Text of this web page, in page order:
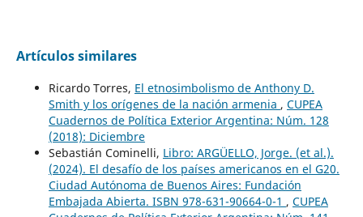
Artículos similares
Ricardo Torres, El etnosimbolismo de Anthony D.
Smith y los orígenes de la nación armenia , CUPEA
Cuadernos de Política Exterior Argentina: Núm. 128
(2018): Diciembre
Sebastián Cominelli, Libro: ARGÜELLO, Jorge. (et al.).
(2024). El desafío de los países americanos en el G20.
Ciudad Autónoma de Buenos Aires: Fundación
Embajada Abierta. ISBN 978-631-90664-0-1 , CUPEA